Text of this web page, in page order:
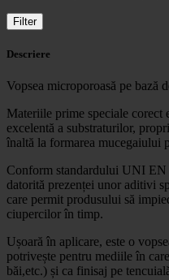
Filter
Descriere
Vopsea microporoasă pe bază
Materiile prime speciale corect
excelentă a substraturilor,
înaltă la formarea mucegaiului
Conform standardului UNI EN
datorită prezenței unor aditivi
care permit produsului să
ciupercilor în timp.
Ușoară în aplicare, este o
potrivește pentru mediile în
băi,etc.) și ca finisaj pe